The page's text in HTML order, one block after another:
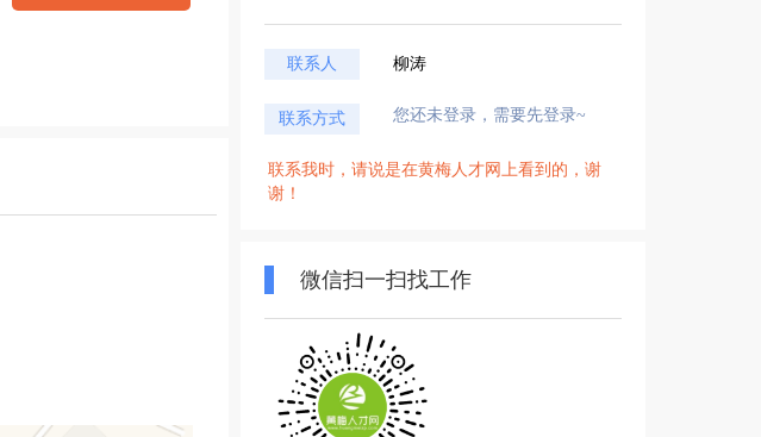
联系人 柳涛
联系方式 您还未登录，需要先登录~
联系我时，请说是在黄梅人才网上看到的，谢
谢！
微信扫一扫找工作